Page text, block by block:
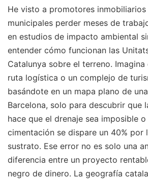
He visto a promotores
municipales perder meses de
en estudios de impacto ambiental
entender cómo funcionan las
Catalunya sobre el terreno. Imagina
ruta logística o un complejo de
basándote en un mapa plano de
Barcelona, solo para descubrir que
hace que el drenaje sea imposible
cimentación se dispare un 40% por
sustrato. Ese error no es solo una
diferencia entre un proyecto
negro de dinero. La geografía